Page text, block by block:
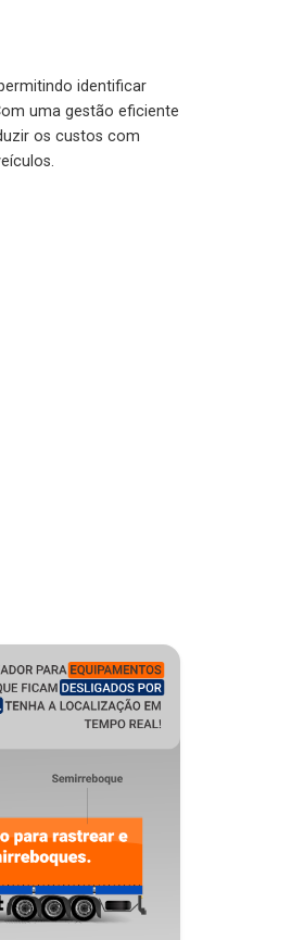
identificar
uma gestão eficiente
os custos com